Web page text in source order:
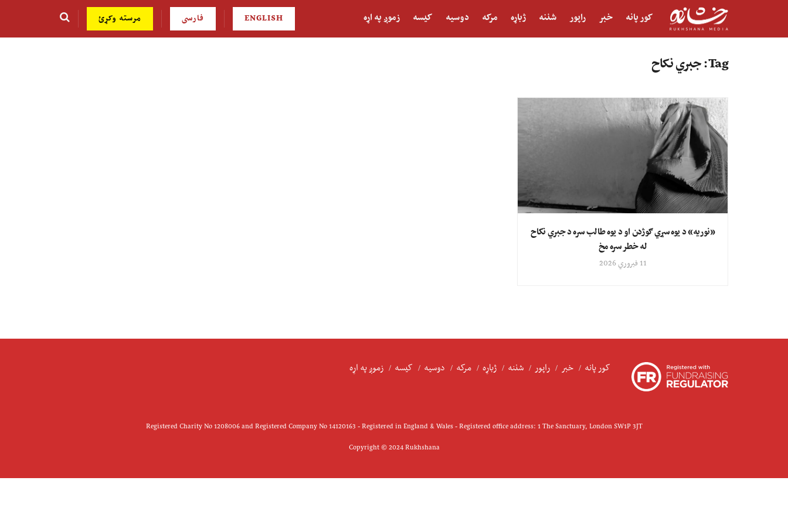
کور پانه خبر راپور شننه ژباړه مرکه دوسیه کیسه زموږ په اړه ENGLISH فارسی مرسته وکړئ
Tag: جبري نکاح
«نوریه» د یوه سړي ګوژدن او د یوه طالب سره د جبري نکاح
له خطر سره مخ
11 فبروري 2026
کور پانه خبر راپور شننه ژباړه مرکه دوسیه کیسه زموږ په اړه
Registered Charity No 1208006 and Registered Company No 14120163 - Registered in England & Wales - Registered office address: 1 The Sanctuary, London SW1P 3JT
Copyright © 2024 Rukhshana